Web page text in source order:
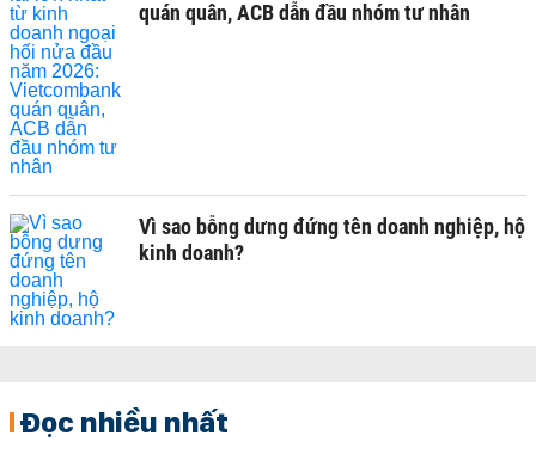
quán quân, ACB dẫn đầu nhóm tư nhân
Vì sao bỗng dưng đứng tên doanh nghiệp, hộ
kinh doanh?
Đọc nhiều nhất